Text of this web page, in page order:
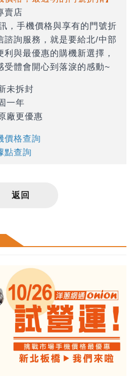
賣店
，手機價格與享有的門號折
諮詢服務，就是要給北/中部
與最優惠的購機新選擇，
受體會開心到落淚的感動~
未拆封
一年
廠更優惠
價格查詢
點查詢
返回